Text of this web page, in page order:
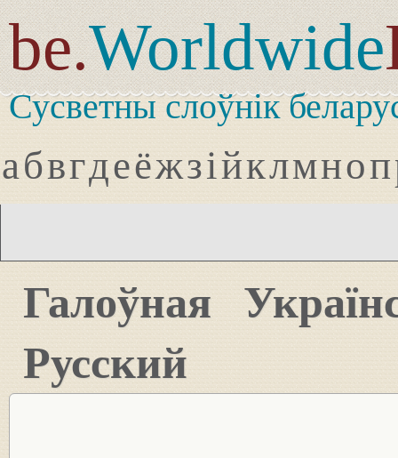
be.Worldwide
Сусветны слоўнік
абвгдеёжзійклмноп
Галоўная
Русский